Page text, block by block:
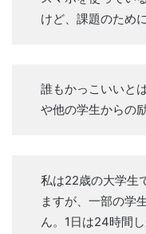
けど、課題のため
誰もかっこいいと
や他の学生からの
私は22歳の大学生
ますが、一部の学
ん。1日は24時間